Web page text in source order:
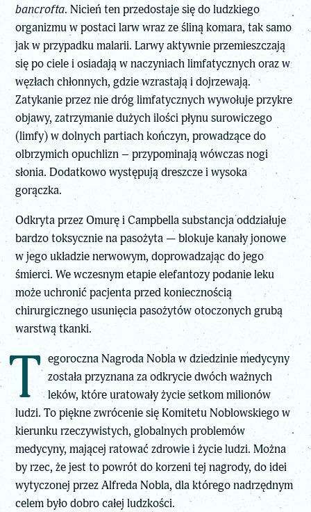
bancrofta. Nicień ten przedostaje się do ludzkiego
organizmu w postaci larw wraz ze śliną komara, tak samo
jak w przypadku malarii. Larwy aktywnie przemieszczają
się po ciele i osiadają w naczyniach limfatycznych oraz w
węzłach chłonnych, gdzie wzrastają i dojrzewają.
Zatykanie przez nie dróg limfatycznych wywołuje przykre
objawy, zatrzymanie dużych ilości płynu surowiczego
(limfy) w dolnych partiach kończyn, prowadzące do
olbrzymich opuchlizn – przypominają wówczas nogi
słonia. Dodatkowo występują dreszcze i wysoka
gorączka.
Odkryta przez Omurę i Campbella substancja oddziałuje
bardzo toksycznie na pasożyta — blokuje kanały jonowe
w jego układzie nerwowym, doprowadzając do jego
śmierci. We wczesnym etapie elefantozy podanie leku
może uchronić pacjenta przed koniecznością
chirurgicznego usunięcia pasożytów otoczonych grubą
warstwą tkanki.
T egoroczna Nagroda Nobla w dziedzinie medycyny
została przyznana za odkrycie dwóch ważnych
leków, które uratowały życie setkom milionów
ludzi. To piękne zwrócenie się Komitetu Noblowskiego w
kierunku rzeczywistych, globalnych problemów
medycyny, mającej ratować zdrowie i życie ludzi. Można
by rzec, że jest to powrót do korzeni tej nagrody, do idei
wytyczonej przez Alfreda Nobla, dla którego nadrzędnym
celem było dobro całej ludzkości.